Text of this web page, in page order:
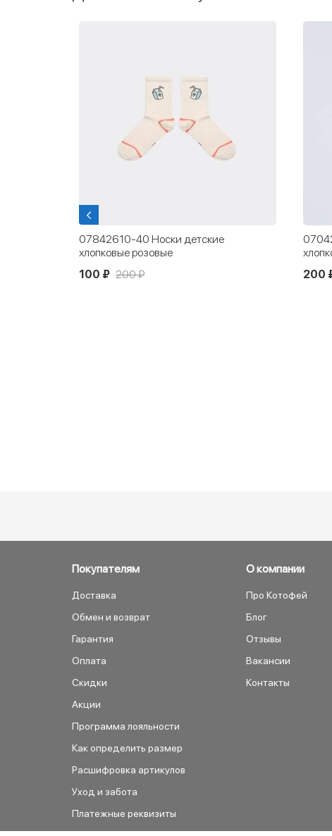
07042464-40 Носки детские
хлопковые сетка белые
200 ₽
90 ₽
Покупателям
Доставка
Обмен и возврат
Гарантия
Оплата
Скидки
Акции
Программа лояльности
Как определить размер
Расшифровка артикулов
Уход и забота
Платежные реквизиты
О компании
Про Котофей
Блог
Отзывы
Вакансии
Контакты